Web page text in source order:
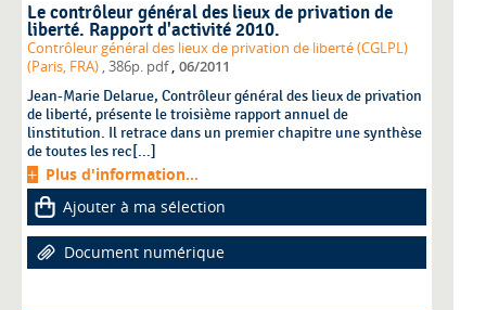
Le contrôleur général des lieux de privation de
liberté. Rapport d'activité 2010.
Contrôleur général des lieux de privation de liberté (CGLPL)
(Paris, FRA) , 386p. pdf, 06/2011
Jean-Marie Delarue, Contrôleur général des lieux de privation
de liberté, présente le troisième rapport annuel de
linstitution. Il retrace dans un premier chapitre une synthèse
de toutes les rec[...]
Plus d'information...
Ajouter à ma sélection
Document numérique